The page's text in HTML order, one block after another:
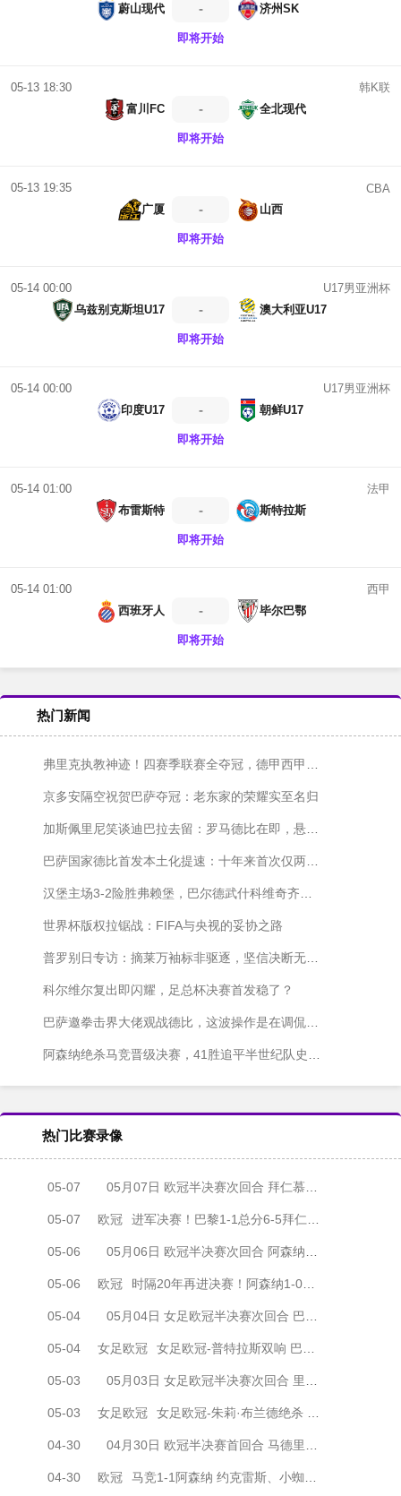
蔚山现代
- 济州SK
即将开始
05-13 18:30
韩K联
富川FC
- 全北现代
即将开始
05-13 19:35
CBA
广厦
- 山西
即将开始
05-14 00:00
U17男亚洲杯
乌兹别克斯坦U17
- 澳大利亚U17
即将开始
05-14 00:00
U17男亚洲杯
印度U17
- 朝鲜U17
即将开始
05-14 01:00
法甲
布雷斯特
- 斯特拉斯
即将开始
05-14 01:00
西甲
西班牙人
- 毕尔巴鄂
即将开始
热门新闻
弗里克执教神迹！四赛季联赛全夺冠，德甲西甲各两冠
京多安隔空祝贺巴萨夺冠：老东家的荣耀实至名归
加斯佩里尼笑谈迪巴拉去留：罗马德比在即，悬念仍在发酵
巴萨国家德比首发本土化提速：十年来首次仅两名外援出战
汉堡主场3-2险胜弗赖堡，巴尔德武什科维奇齐发威
世界杯版权拉锯战：FIFA与央视的妥协之路
普罗别日专访：摘莱万袖标非驱逐，坚信决断无愧于心
科尔维尔复出即闪耀，足总杯决赛首发稳了？
巴萨邀拳击界大佬观战德比，这波操作是在调侃皇马内斗吗？
阿森纳绝杀马竞晋级决赛，41胜追平半世纪队史纪录！
热门比赛录像
05-07 05月07日 欧冠半决赛次回合 拜仁慕尼黑vs巴黎圣日耳曼 全场录像
05-07 欧冠 进军决赛！巴黎1-1总分6-5拜仁将战阿森纳 登贝莱闪击凯恩破门
05-06 05月06日 欧冠半决赛次回合 阿森纳vs马德里竞技 全场录像
05-06 欧冠 时隔20年再进决赛！阿森纳1-0马竞总比分2-1晋级 萨卡制胜
05-04 05月04日 女足欧冠半决赛次回合 巴塞罗那女足vs拜仁慕尼黑女足 全场录像
05-04 女足欧冠 女足欧冠-普特拉斯双响 巴萨两回合5-3淘汰拜仁晋级决赛
05-03 05月03日 女足欧冠半决赛次回合 里昂女足vs阿森纳女足 全场录像
05-03 女足欧冠 女足欧冠-朱莉·布兰德绝杀 里昂女足两回合4-3淘汰阿森纳进决赛
04-30 04月30日 欧冠半决赛首回合 马德里竞技vs阿森纳 全场录像
04-30 欧冠 马竞1-1阿森纳 约克雷斯、小蜘蛛均点射 埃泽点球被取消